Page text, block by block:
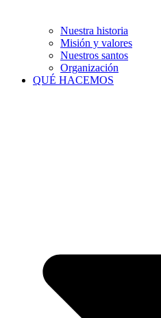
Nuestra historia
Misión y valores
Nuestros santos
Organización
QUÉ HACEMOS